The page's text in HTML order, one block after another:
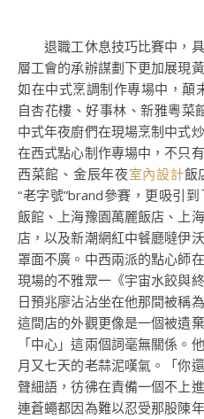
退職工休息技巧比賽中，具
層工會的承辦謀劃下更加展現
如在中式烹調制作專場中，顛
自杏花樓、好事林、新雅粵菜
中式年夜廚們在現場烹制中式
在西式點心制作專場中，不只
西菜館、金辰年夜室內設計飯
“老字號”brand參賽，更吸引
飯館、上海豫園萬麗飯店、上
店，以及新潮網紅中餐廳噠伊
罩面不廣。中西兩派的點心師
現場的不雅眾一《宇宙水餃與
日預兆廖沾沾坐在他那間被稱
這間店的外觀更像是一個被遺
「中心」這兩個詞毫無關係。
月又七天的老蒜泥嘆氣。「你
聲細語，彷彿在責備一個不上
連蒼蠅都因為難以忍受那股陳